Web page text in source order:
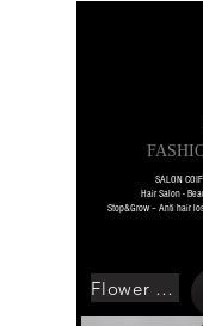
Flower SHOP
SALON
Hair Salon -
Stop&Grow – Anti hair